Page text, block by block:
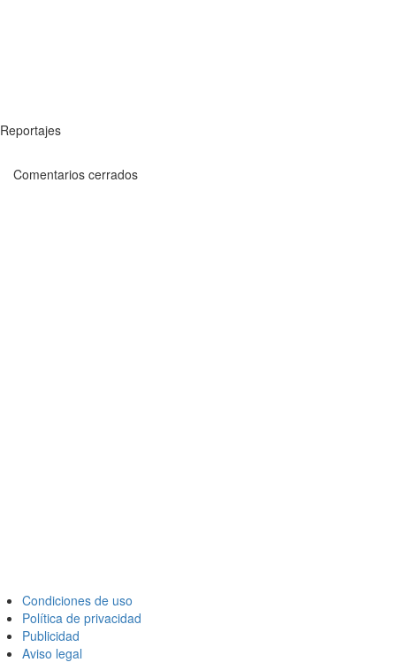
Reportajes
Comentarios cerrados
Condiciones de uso
Política de privacidad
Publicidad
Aviso legal